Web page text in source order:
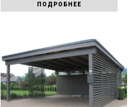
ПОДРОБНЕЕ